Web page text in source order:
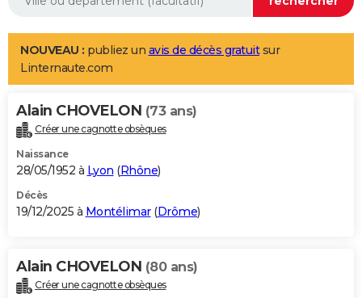
Aménagement intérieur
LIFESTYLE
Art de vivre
Bien-être
Loisirs
Mode
Modes de vie
Alimentation
Guide de la santé
Maladies
Médicaments
Sommeil
VOYAGE
Destinations
City break
Voyage nature
Voyage de noces
Forum
Climat
+PHOTO
GUIDES D'ACHAT
BONS PLANS
Carte de Noël
Carte Bonne année
Carte Saint-Valentin
Carte Pâques
Carte d'anniversaire
DICTIONNAIRE
NOUVEAU : publiez un avis de décès gratuitsur
Linternaute.com
Alain CHOVELON (73 ans)
Créer une cagnotte obsèques
Naissance
28/05/1952 à Lyon (Rhône)
Décès
19/12/2025 à Montélimar(Drôme)
Alain CHOVELON (80 ans)
Créer une cagnotte obsèques